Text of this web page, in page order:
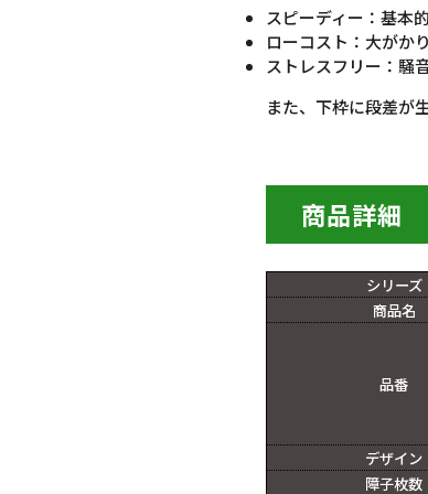
スピーディー：基本
ローコスト：大がか
ストレスフリー：騒
また、下枠に段差が
商品詳細
シリーズ
商品名
品番
デザイン
障子枚数